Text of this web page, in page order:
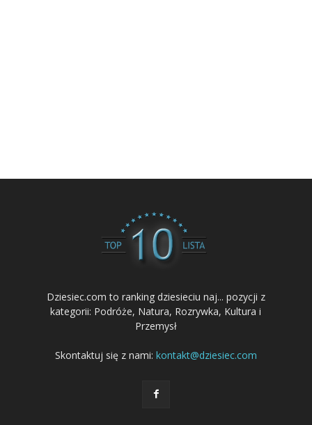
Dziesiec.com to ranking dziesieciu naj... pozycji z
kategorii: Podróże, Natura, Rozrywka, Kultura i
Przemysł
Skontaktuj się z nami: kontakt@dziesiec.com